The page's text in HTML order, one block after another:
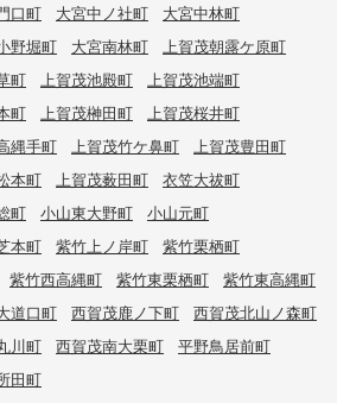
口町 大宮中ノ社町
大宮中林町
野堀町 大宮南林町
上賀茂朝露ケ原町
町 上賀茂池殿町
上賀茂池端町
町 上賀茂榊田町
上賀茂桜井町
縄手町 上賀茂竹ケ鼻町
上賀茂豊田町
本町 上賀茂薮田町
衣笠大祓町
町 小山東大野町
小山元町
本町 紫竹上ノ岸町
紫竹栗栖町
紫竹西高縄町 紫竹東栗栖町
紫竹東高縄町
道口町 西賀茂鹿ノ下町
西賀茂北山ノ森町
川町 西賀茂南大栗町
平野鳥居前町
田町